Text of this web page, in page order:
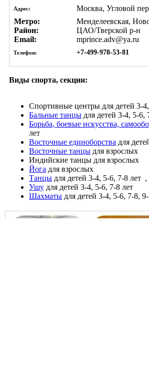
Адрес:
Москва, Угловой
Метро:
Менделеевская,
Район:
ЦАО/Тверской р-н
Email:
mprince.adv@ya.ru
Телефон: +7-499-978-53-81
Виды спорта, секции:
Спортивные центры для детей 3-
Бальные танцы для детей 3-4, 5-6,
Борьба, боевые искусства,
лет
Восточные единоборства для
Восточные танцы для взрослых
Индийские танцы для взрослых
Йога для взрослых
Танцы для детей 3-4, 5-6, 7-8 лет ,
Ушу для детей 3-4, 5-6, 7-8 лет
Шахматы для детей 3-4, 5-6, 7-8,